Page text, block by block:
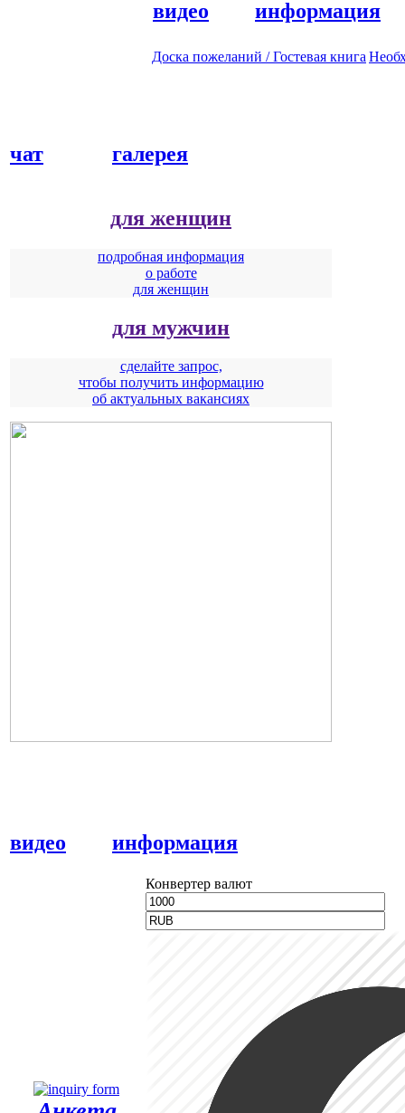
видео информация
Доска пожеланий / Гостевая книга
чат галерея
для женщин
подробная информация
о работе
для женщин
для мужчин
сделайте запрос,
чтобы получить информацию
об актуальных вакансиях
видео информация
Конвертер валют